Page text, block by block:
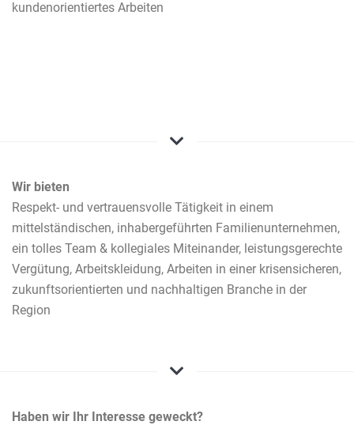
kundenorientiertes Arbeiten
Wir bieten
Respekt- und vertrauensvolle Tätigkeit in einem
mittelständischen, inhabergeführten Familienunternehmen,
ein tolles Team & kollegiales Miteinander, leistungsgerechte
Vergütung, Arbeitskleidung, Arbeiten in einer krisensicheren,
zukunftsorientierten und nachhaltigen Branche in der
Region
Haben wir Ihr Interesse geweckt?